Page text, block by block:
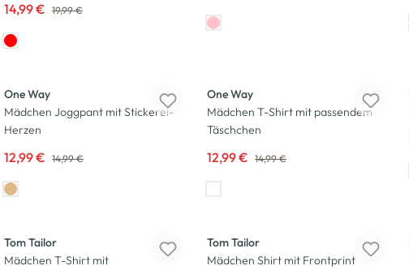
14,99 € 19,99 €
One Way
Mädchen Joggpant mit Stickerei-
Herzen
12,99 € 14,99 €
One Way
Mädchen T-Shirt mit passendem
Täschchen
12,99 € 14,99 €
Tom Tailor
Mädchen T-Shirt mit
Tom Tailor
Mädchen Shirt mit Frontprint